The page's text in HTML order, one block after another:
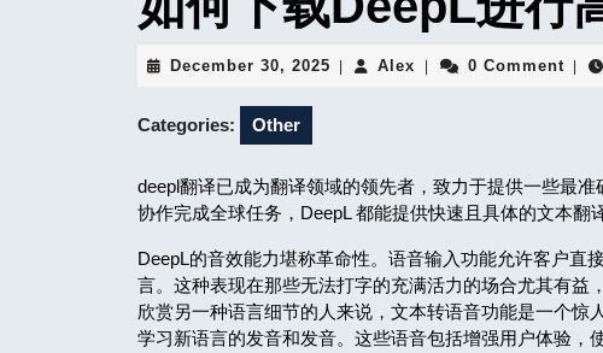
December 30, 2025 December
Alex Alex 0 Comment
Categories: Other
deepl翻译已成为翻译领域的领先者，致力于提供一些最
协作完成全球任务，DeepL 都能提供快速且具体的文本翻
DeepL的音效能力堪称革命性。语音输入功能允许客户直
言。这种表现在那些无法打字的充满活力的场合尤其有益
欣赏另一种语言细节的人来说，文本转语音功能是一个
学习新语言的发音和发音。这些语音包括增强用户体验，